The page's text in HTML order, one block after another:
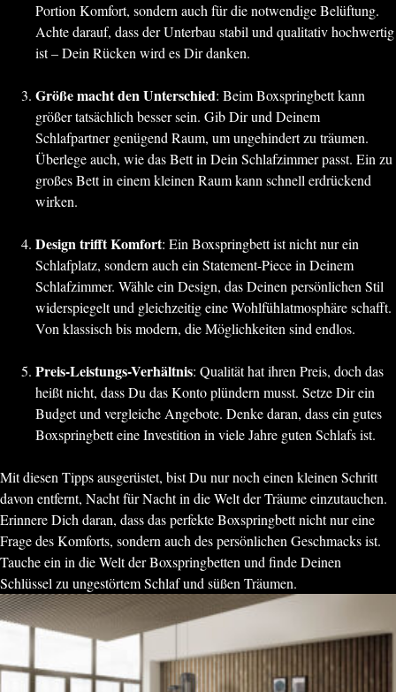
Portion Komfort, sondern auch für die notwendige Belüftung.
Achte darauf, dass der Unterbau stabil und qualitativ hochwertig
ist – Dein Rücken wird es Dir danken.
Größe macht den Unterschied: Beim Boxspringbett kann
größer tatsächlich besser sein. Gib Dir und Deinem
Schlafpartner genügend Raum, um ungehindert zu träumen.
Überlege auch, wie das Bett in Dein Schlafzimmer passt. Ein zu
großes Bett in einem kleinen Raum kann schnell erdrückend
wirken.
Design trifft Komfort: Ein Boxspringbett ist nicht nur ein
Schlafplatz, sondern auch ein Statement-Piece in Deinem
Schlafzimmer. Wähle ein Design, das Deinen persönlichen Stil
widerspiegelt und gleichzeitig eine Wohlfühlatmosphäre schafft.
Von klassisch bis modern, die Möglichkeiten sind endlos.
Preis-Leistungs-Verhältnis: Qualität hat ihren Preis, doch das
heißt nicht, dass Du das Konto plündern musst. Setze Dir ein
Budget und vergleiche Angebote. Denke daran, dass ein gutes
Boxspringbett eine Investition in viele Jahre guten Schlafs ist.
Mit diesen Tipps ausgerüstet, bist Du nur noch einen kleinen Schritt
davon entfernt, Nacht für Nacht in die Welt der Träume einzutauchen.
Erinnere Dich daran, dass das perfekte Boxspringbett nicht nur eine
Frage des Komforts, sondern auch des persönlichen Geschmacks ist.
Tauche ein in die Welt der Boxspringbetten und finde Deinen
Schlüssel zu ungestörtem Schlaf und süßen Träumen.